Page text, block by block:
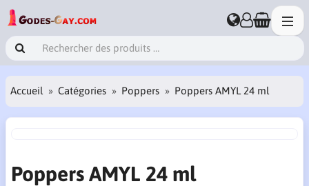
Accueil Catégories Poppers Poppers AMYL 24 ml
Poppers AMYL 24 ml